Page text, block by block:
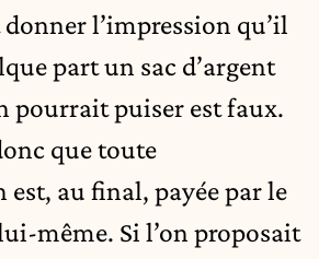
l’impression qu’il
part un sac d’argent
pourrait puiser est faux.
que toute
est, au final, payée par le
même. Si l’on proposait